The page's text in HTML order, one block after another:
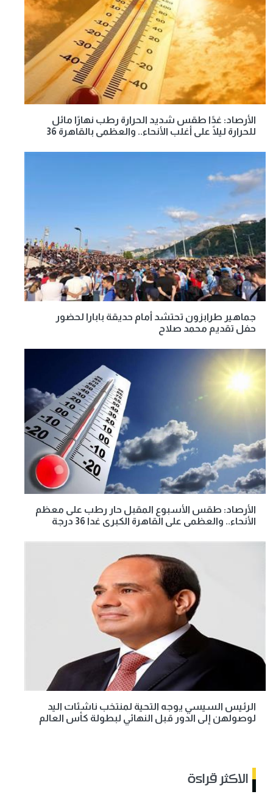
الأرصاد: غدًا طقس شديد الحرارة رطب نهارًا مائل
للحرارة ليلًا على أغلب الأنحاء.. والعظمى بالقاهرة 36
جماهير طرابزون تحتشد أمام حديقة بابارا لحضور
حفل تقديم محمد صلاح
الأرصاد: طقس الأسبوع المقبل حار رطب على معظم
الأنحاء.. والعظمى على القاهرة الكبرى غدا 36 درجة
الرئيس السيسي يوجه التحية لمنتخب ناشئات اليد
لوصولهن إلى الدور قبل النهائي لبطولة كأس العالم
الاكثر قراءة